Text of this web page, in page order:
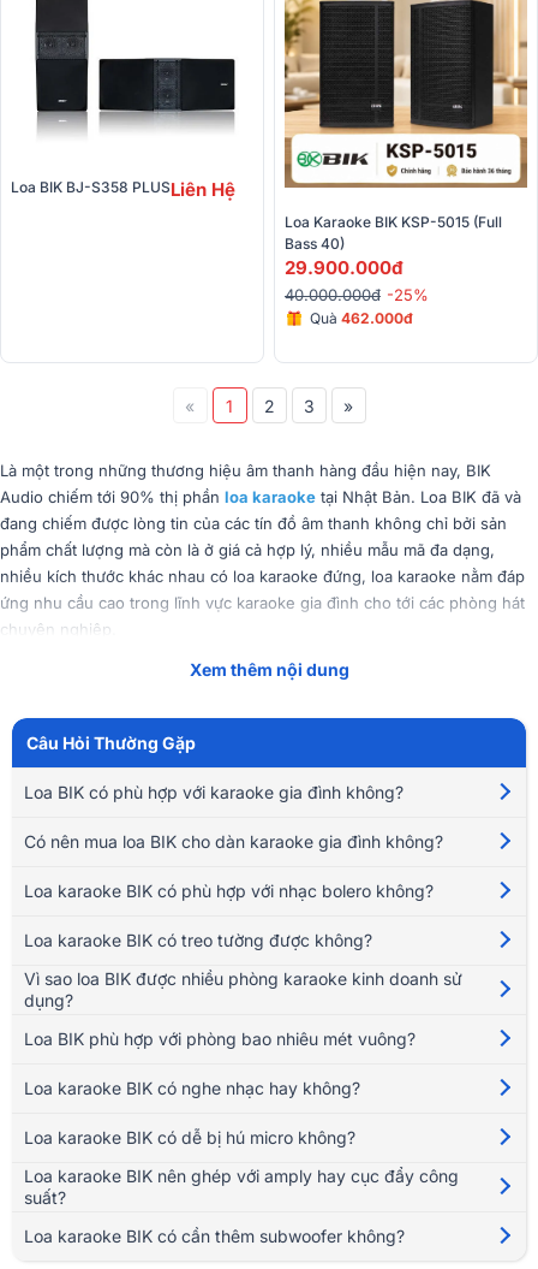
Loa BIK BJ-S358 PLUSLiên Hệ
Loa Karaoke BIK KSP-5015 (Full
Bass 40)
29.900.000đ
40.000.000đ -25%
Quà 462.000đ
« 1 2 3 »
Là một trong những thương hiệu âm thanh hàng đầu hiện nay, BIK
Audio chiếm tới 90% thị phần loa karaoke tại Nhật Bản. Loa BIK đã và
đang chiếm được lòng tin của các tín đồ âm thanh không chỉ bởi sản
phẩm chất lượng mà còn là ở giá cả hợp lý, nhiều mẫu mã đa dạng,
nhiều kích thước khác nhau có loa karaoke đứng, loa karaoke nằm đáp
ứng nhu cầu cao trong lĩnh vực karaoke gia đình cho tới các phòng hát
chuyên nghiệp.
Các dòng loa BIK được chế tạo từ chính thị trường âm nhạc khắt khe,
trải qua quy trình kiểm tra chất lượng sản phẩm nghiêm ngặt của Nhật
nên chất lượng âm thanh của dòng loa karaoke BIK này đã được gọt rũa
nhất, đáp ứng đầy đủ nhu cầu của khách hàng và có thể tương ứng với
xuất:
BIK Co. Ltd
Xuất xứ: Nhật Bản
3-17-1 YANAKA CHO, KOSHIGAYA SHI SAITAMA KEN
343-0856 JAPAN
Xem thêm nội dung
Câu Hỏi Thường Gặp
Loa BIK có phù hợp với karaoke gia đình không?
Có nên mua loa BIK cho dàn karaoke gia đình không?
Loa karaoke BIK có phù hợp với nhạc bolero không?
Loa karaoke BIK có treo tường được không?
Vì sao loa BIK được nhiều phòng karaoke kinh doanh sử
dụng?
Loa BIK phù hợp với phòng bao nhiêu mét vuông?
Loa karaoke BIK có nghe nhạc hay không?
Loa karaoke BIK có dễ bị hú micro không?
Loa karaoke BIK nên ghép với amply hay cục đẩy công
suất?
Loa karaoke BIK có cần thêm subwoofer không?